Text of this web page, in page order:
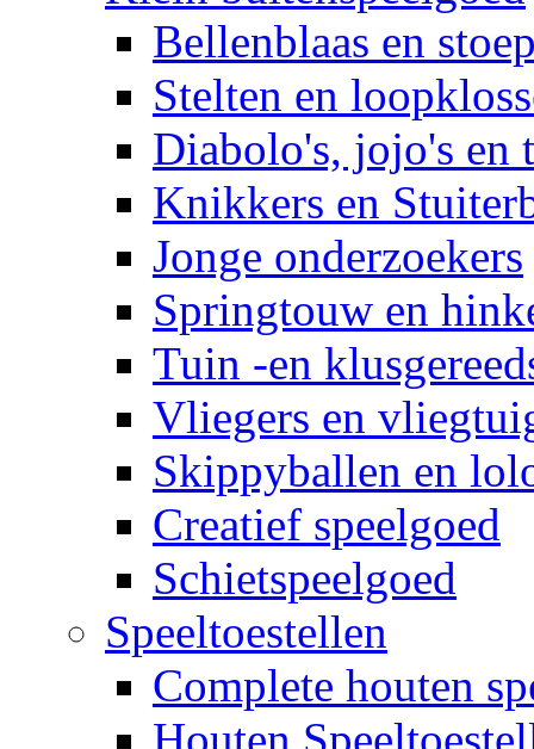
Bellenblaas en
Stelten en
Diabolo's, jojo's en
Knikkers en
Jonge onderzoekers
Springtouw en
Tuin -en
Vliegers en
Skippyballen en
Creatief speelgoed
Schietspeelgoed
Speeltoestellen
Complete houten